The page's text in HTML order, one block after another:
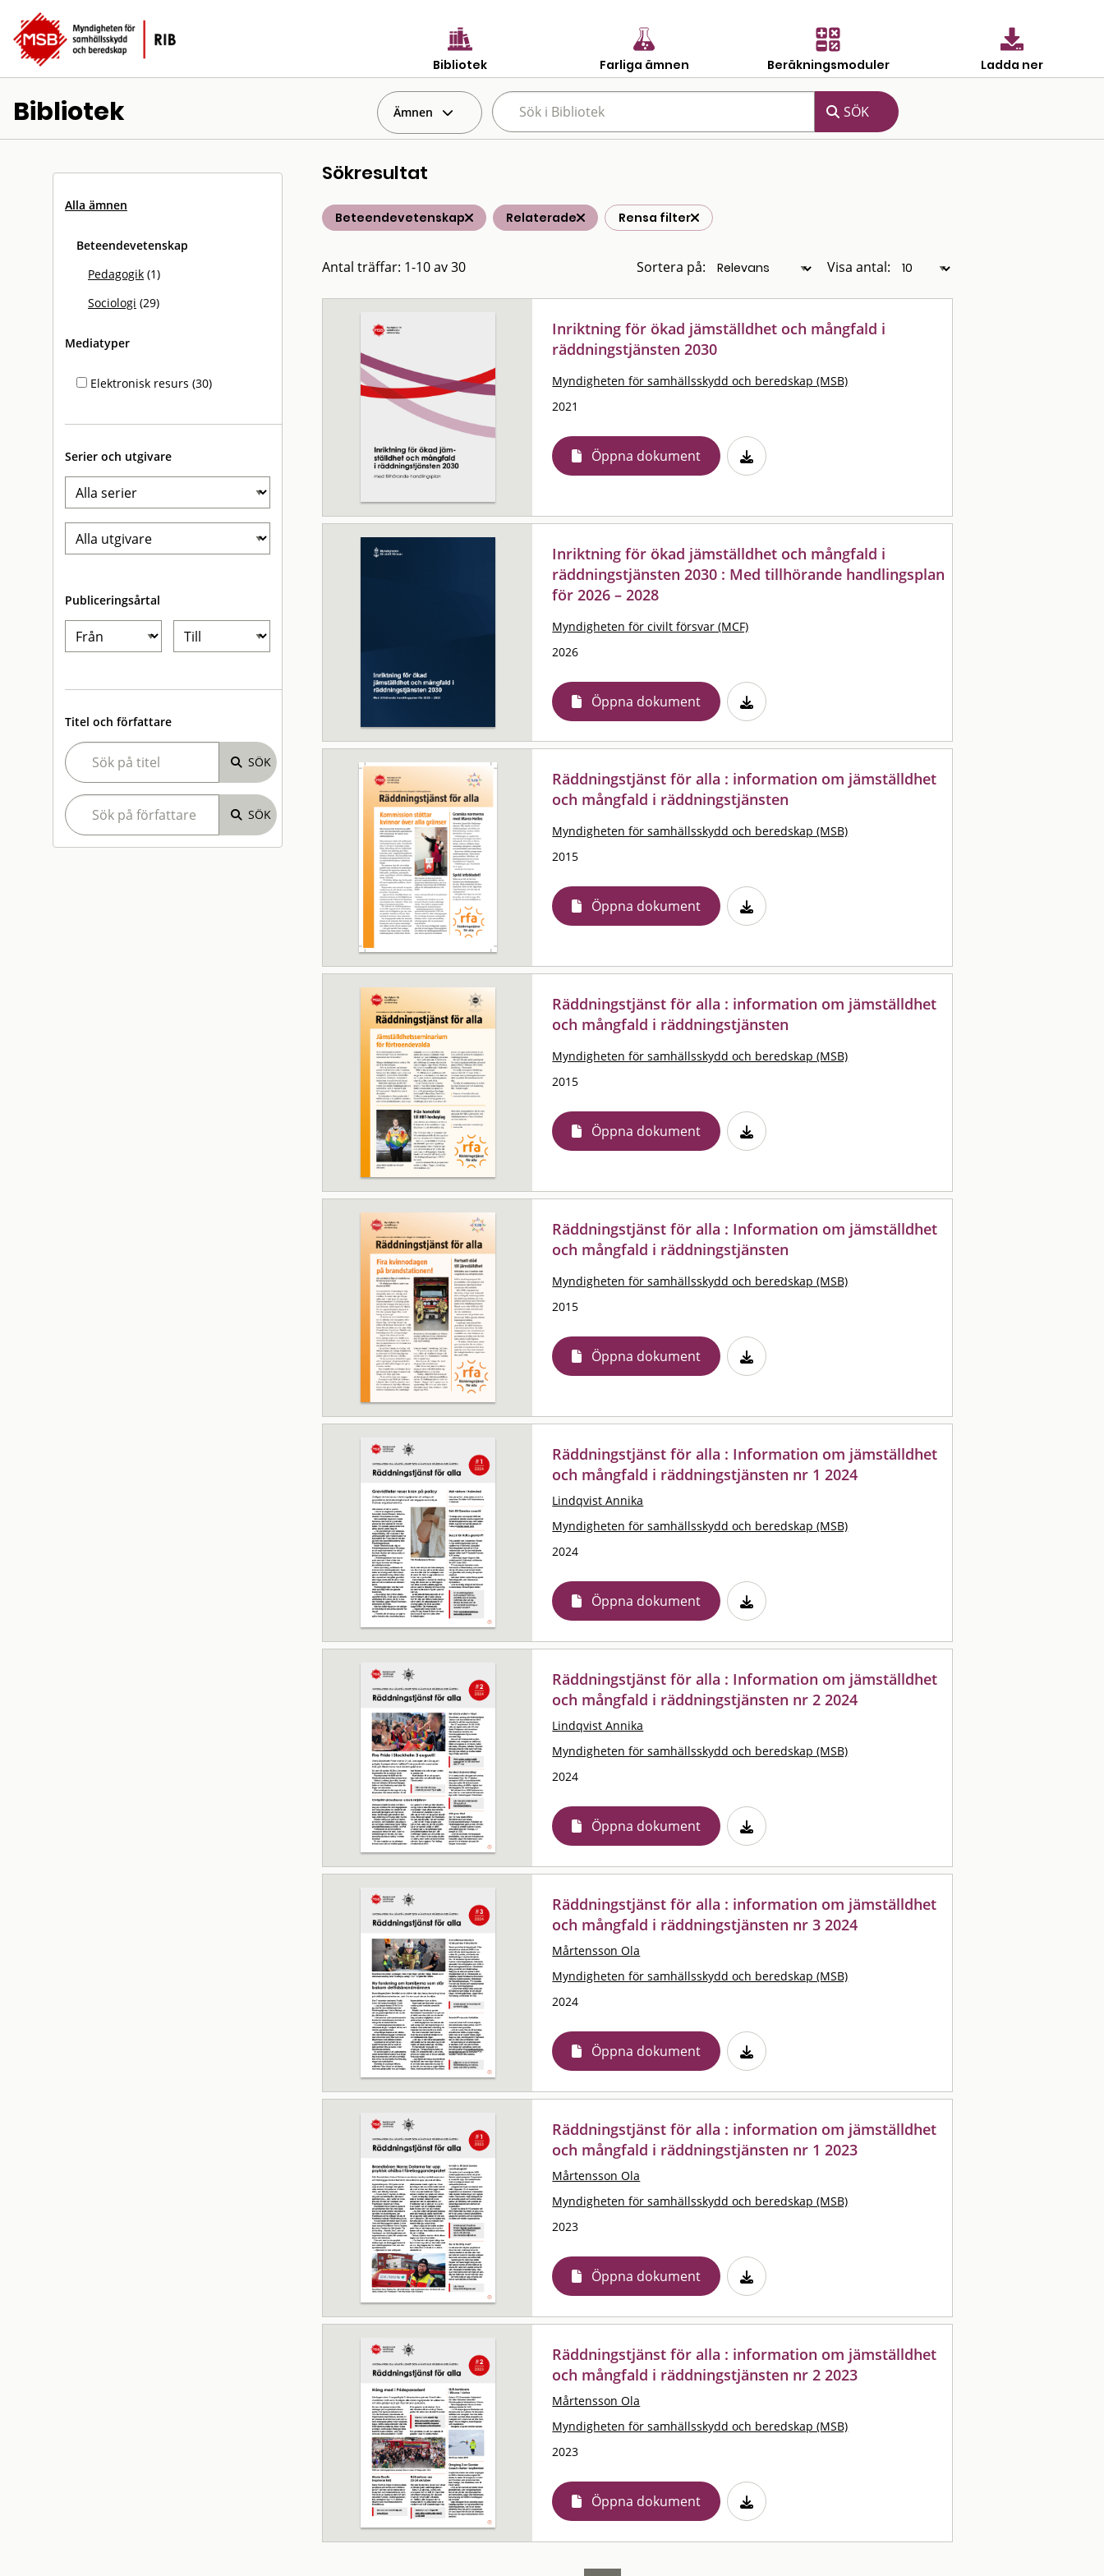
Bibliotek Farliga ämnen Beräkningsmoduler Ladda ner
Bibliotek Ämnen
Alla ämnen
Beteendevetenskap
Pedagogik (1)
Sociologi (29)
Mediatyper
Elektronisk resurs (30)
Serier och utgivare
Publiceringsårtal
Titel och författare
Sökresultat
Beteendevetenskap Relaterade Rensa filter
Antal träffar: 1-10 av 30 Sortera på: Visa antal:
Inriktning för ökad jämställdhet och mångfald i
räddningstjänsten 2030
Myndigheten för samhällsskydd och beredskap (MSB)
2021
Öppna dokument
Inriktning för ökad jämställdhet och mångfald i
räddningstjänsten 2030 : Med tillhörande handlingsplan
för 2026 – 2028
Myndigheten för civilt försvar (MCF)
2026
Öppna dokument
Räddningstjänst för alla : information om jämställdhet
och mångfald i räddningstjänsten
Myndigheten för samhällsskydd och beredskap (MSB)
2015
Öppna dokument
Räddningstjänst för alla : information om jämställdhet
och mångfald i räddningstjänsten
Myndigheten för samhällsskydd och beredskap (MSB)
2015
Öppna dokument
Räddningstjänst för alla : Information om jämställdhet
och mångfald i räddningstjänsten
Myndigheten för samhällsskydd och beredskap (MSB)
2015
Öppna dokument
Räddningstjänst för alla : Information om jämställdhet
och mångfald i räddningstjänsten nr 1 2024
Lindqvist Annika
Myndigheten för samhällsskydd och beredskap (MSB)
2024
Öppna dokument
Räddningstjänst för alla : Information om jämställdhet
och mångfald i räddningstjänsten nr 2 2024
Lindqvist Annika
Myndigheten för samhällsskydd och beredskap (MSB)
2024
Öppna dokument
Räddningstjänst för alla : information om jämställdhet
och mångfald i räddningstjänsten nr 3 2024
Mårtensson Ola
Myndigheten för samhällsskydd och beredskap (MSB)
2024
Öppna dokument
Räddningstjänst för alla : information om jämställdhet
och mångfald i räddningstjänsten nr 1 2023
Mårtensson Ola
Myndigheten för samhällsskydd och beredskap (MSB)
2023
Öppna dokument
Räddningstjänst för alla : information om jämställdhet
och mångfald i räddningstjänsten nr 2 2023
Mårtensson Ola
Myndigheten för samhällsskydd och beredskap (MSB)
2023
Öppna dokument